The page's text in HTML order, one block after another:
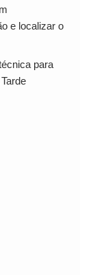
e localizar o
para